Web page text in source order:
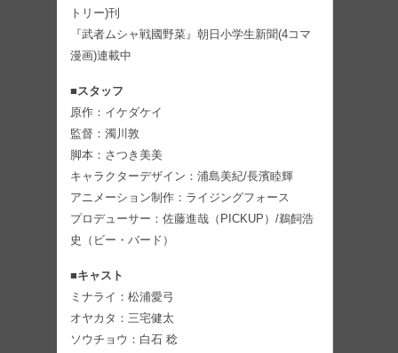
トリー)刊
『武者ムシャ戦國野菜』朝日小学生新聞(4コマ
漫画)連載中
■スタッフ
原作：イケダケイ
監督：濁川敦
脚本：さつき美美
キャラクターデザイン：浦島美紀/長濱睦輝
アニメーション制作：ライジングフォース
プロデューサー：佐藤進哉（PICKUP）/鵜飼浩
史（ビー・バード）
■キャスト
ミナライ：松浦愛弓
オヤカタ：三宅健太
ソウチョウ：白石 稔